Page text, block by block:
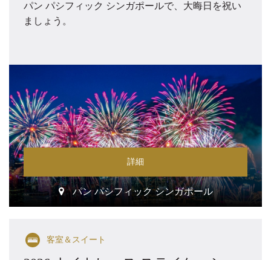
パン パシフィック シンガポールで、大晦日を祝い
ましょう。
詳細
パン パシフィック シンガポール
客室＆スイート